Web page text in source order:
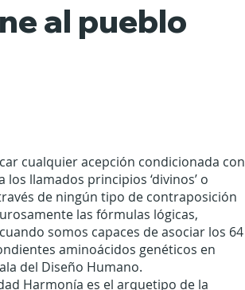
al pueblo
cualquier acepción condicionada con
llamados principios ‘divinos’ o
de ningún tipo de contraposición
las fórmulas lógicas,
somos capaces de asociar los 64
aminoácidos genéticos en
del Diseño Humano.
Harmonía es el arquetipo de la